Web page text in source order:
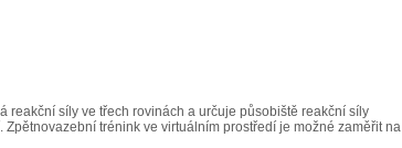
reakční síly ve třech rovinách a určuje působiště reakční síly
trénink ve virtuálním prostředí je možné zaměřit na